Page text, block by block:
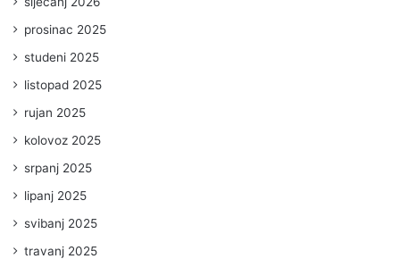
prosinac 2025
studeni 2025
listopad 2025
rujan 2025
kolovoz 2025
srpanj 2025
lipanj 2025
svibanj 2025
travanj 2025